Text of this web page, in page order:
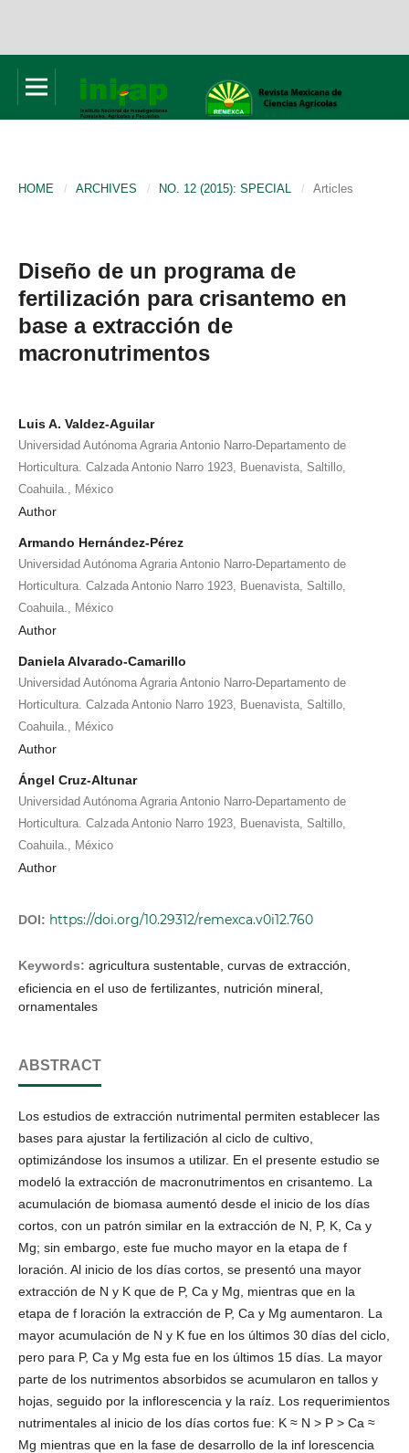
HOME / ARCHIVES / NO. 12 (2015): SPECIAL / Articles
Diseño de un programa de
fertilización para crisantemo en
base a extracción de
macronutrimentos
Luis A. Valdez-Aguilar
Universidad Autónoma Agraria Antonio Narro-Departamento de
Horticultura. Calzada Antonio Narro 1923, Buenavista, Saltillo,
Coahuila., México
Author
Armando Hernández-Pérez
Universidad Autónoma Agraria Antonio Narro-Departamento de
Horticultura. Calzada Antonio Narro 1923, Buenavista, Saltillo,
Coahuila., México
Author
Daniela Alvarado-Camarillo
Universidad Autónoma Agraria Antonio Narro-Departamento de
Horticultura. Calzada Antonio Narro 1923, Buenavista, Saltillo,
Coahuila., México
Author
Ángel Cruz-Altunar
Universidad Autónoma Agraria Antonio Narro-Departamento de
Horticultura. Calzada Antonio Narro 1923, Buenavista, Saltillo,
Coahuila., México
Author
DOI: https://doi.org/10.29312/remexca.v0i12.760
Keywords: agricultura sustentable, curvas de extracción,
eficiencia en el uso de fertilizantes, nutrición mineral,
ornamentales
ABSTRACT
Los estudios de extracción nutrimental permiten establecer las
bases para ajustar la fertilización al ciclo de cultivo,
optimizándose los insumos a utilizar. En el presente estudio se
modeló la extracción de macronutrimentos en crisantemo. La
acumulación de biomasa aumentó desde el inicio de los días
cortos, con un patrón similar en la extracción de N, P, K, Ca y
Mg; sin embargo, este fue mucho mayor en la etapa de f
loración. Al inicio de los días cortos, se presentó una mayor
extracción de N y K que de P, Ca y Mg, mientras que en la
etapa de f loración la extracción de P, Ca y Mg aumentaron. La
mayor acumulación de N y K fue en los últimos 30 días del ciclo,
pero para P, Ca y Mg esta fue en los últimos 15 días. La mayor
parte de los nutrimentos absorbidos se acumularon en tallos y
hojas, seguido por la inflorescencia y la raíz. Los requerimientos
nutrimentales al inicio de los días cortos fue: K ≈ N ˃ P > Ca ≈
Mg mientras que en la fase de desarrollo de la inf lorescencia